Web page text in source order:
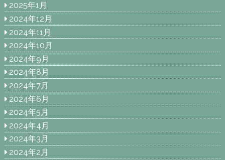
2025年1月
2024年12月
2024年11月
2024年10月
2024年9月
2024年8月
2024年7月
2024年6月
2024年5月
2024年4月
2024年3月
2024年2月